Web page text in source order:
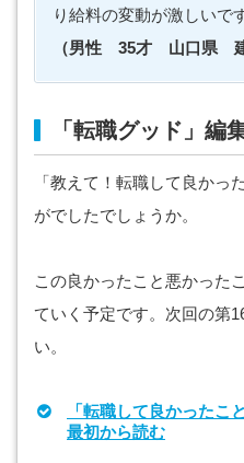
り給料の変動が激しいで
（男性 35才 山口県 建
「転職グッド」編
「教えて！転職して良かっ
がでしたでしょうか。
この良かったこと悪かった
ていく予定です。次回の第
い。
「転職して良かったこ
最初から読む